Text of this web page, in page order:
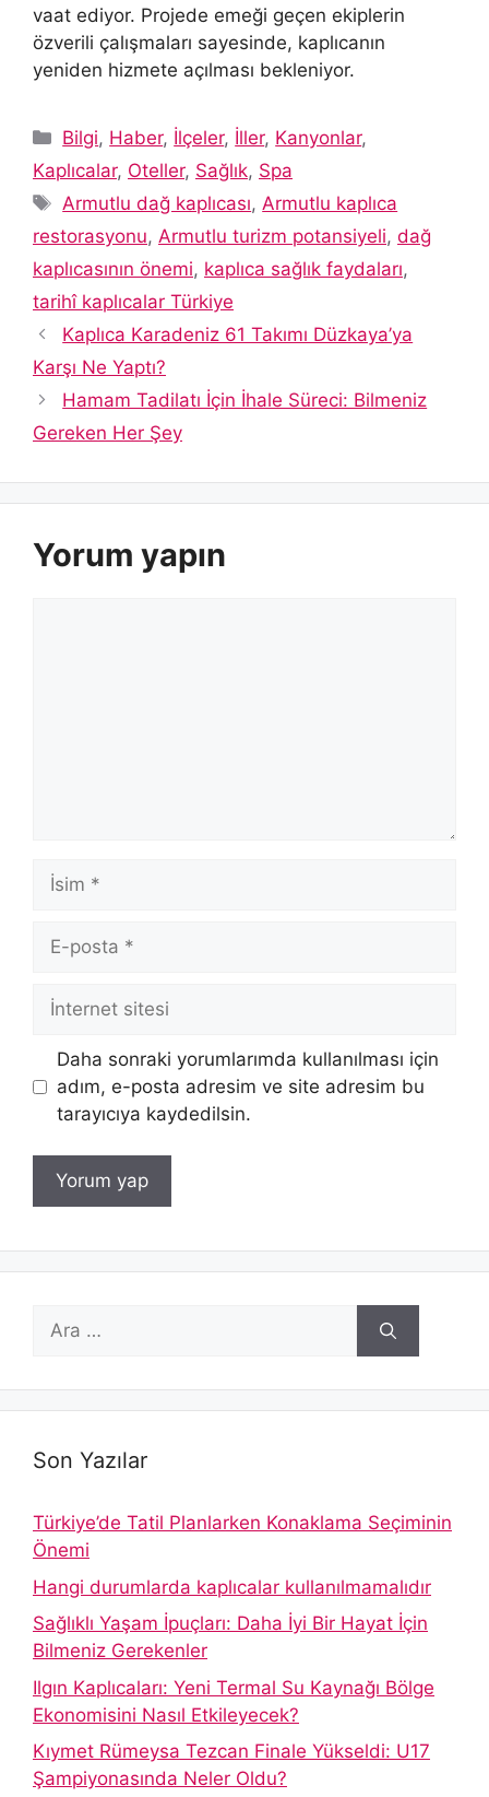
vaat ediyor. Projede emeği geçen ekiplerin
özverili çalışmaları sayesinde, kaplıcanın
yeniden hizmete açılması bekleniyor.
Kategoriler
Bilgi, Haber, İlçeler, İller, Kanyonlar,
Kaplıcalar, Oteller, Sağlık, Spa
Etiketler
Armutlu dağ kaplıcası, Armutlu kaplıca
restorasyonu, Armutlu turizm potansiyeli, dağ
kaplıcasının önemi, kaplıca sağlık faydaları,
tarihî kaplıcalar Türkiye
Kaplıca Karadeniz 61 Takımı Düzkaya’ya
Karşı Ne Yaptı?
Hamam Tadilatı İçin İhale Süreci: Bilmeniz
Gereken Her Şey
Yorum yapın
İsim
posta
İnternet
sitesi
Daha sonraki yorumlarımda kullanılması için
adım, e-posta adresim ve site adresim bu
tarayıcıya kaydedilsin.
için
Son Yazılar
Türkiye’de Tatil Planlarken Konaklama Seçiminin
Önemi
Hangi durumlarda kaplıcalar kullanılmamalıdır
Sağlıklı Yaşam İpuçları: Daha İyi Bir Hayat İçin
Bilmeniz Gerekenler
Ilgın Kaplıcaları: Yeni Termal Su Kaynağı Bölge
Ekonomisini Nasıl Etkileyecek?
Kıymet Rümeysa Tezcan Finale Yükseldi: U17
Şampiyonasında Neler Oldu?